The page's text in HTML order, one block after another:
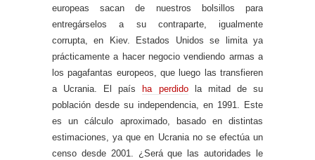
europeas sacan de nuestros bolsillos para
entregárselos a su contraparte, igualmente
corrupta, en Kiev. Estados Unidos se limita ya
prácticamente a hacer negocio vendiendo armas a
los pagafantas europeos, que luego las transfieren
a Ucrania. El paísha perdidola mitad de su
población desde su independencia, en 1991. Este
es un cálculo aproximado, basado en distintas
estimaciones, ya que en Ucrania no se efectúa un
censo desde 2001. ¿Será que las autoridades le